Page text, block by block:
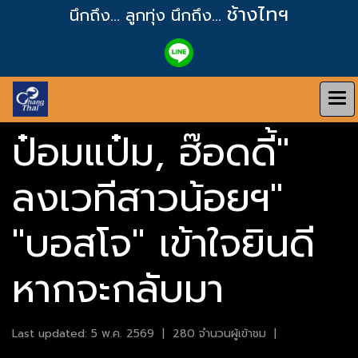
นึกถึง... ลูกทุ่ง นึกถึง... ช้างไทฯ
ป๋อมแป๋ม, ฮ๊อดดี้"
ลงเวทีสาวน้อยฯ"
"บอสโจ" เข้าใจยินดี
หากจะกลับมา
Last updated: 5 พ.ค. 2569 | 280 จำนวนผู้เข้าชม |